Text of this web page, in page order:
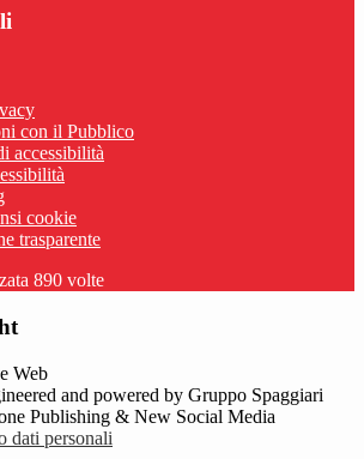
con il Pubblico
accessibilità
cookie
trasparente
890 volte
and powered by Gruppo Spaggiari
Publishing & New Social Media
dati personali